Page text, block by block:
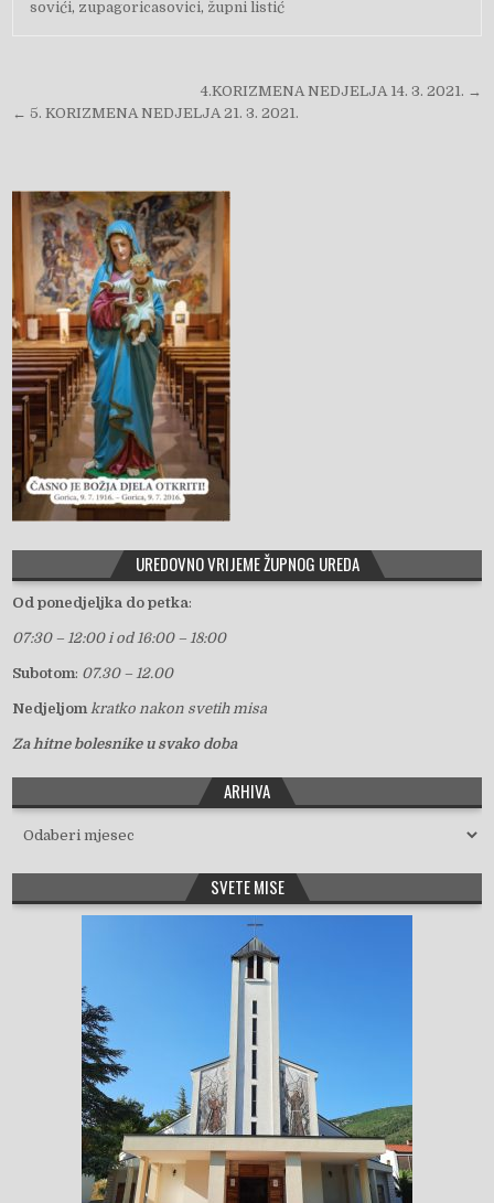
k
sovići, zupagoricasovici, župni listić
Navigacija objava4.KORIZMENA NEDJELJA 14. 3. 2021. →
← 5. KORIZMENA NEDJELJA 21. 3. 2021.
UREDOVNO VRIJEME ŽUPNOG UREDA
Od ponedjeljka do petka:
07:30 – 12:00 i od 16:00 – 18:00
Subotom: 07.30 – 12.00
Nedjeljom kratko nakon svetih misa
Za hitne bolesnike u svako doba
ARHIVA
Arhiva
SVETE MISE